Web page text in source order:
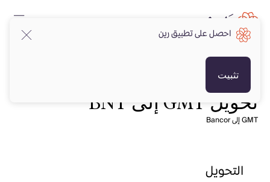
تحويل GMT إلى BNT
GMT إلى Bancor
التحويل
احصل على تطبيق رين
تثبيت